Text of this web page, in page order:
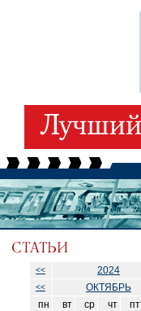
<< 2024
<<
ОКТЯБРЬ
пн вт ср чт пт